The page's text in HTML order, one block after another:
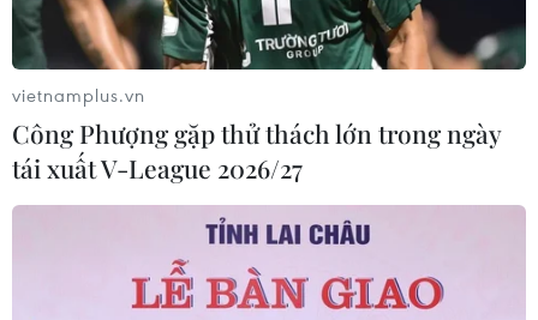
vietnamplus.vn
Công Phượng gặp thử thách lớn trong ngày
tái xuất V-League 2026/27